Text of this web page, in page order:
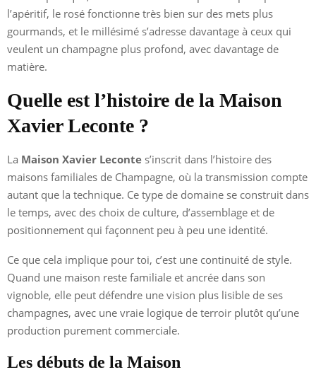
l’apéritif, le rosé fonctionne très bien sur des mets plus
gourmands, et le millésimé s’adresse davantage à ceux qui
veulent un champagne plus profond, avec davantage de
matière.
Quelle est l’histoire de la Maison
Xavier Leconte ?
La Maison Xavier Leconte s’inscrit dans l’histoire des
maisons familiales de Champagne, où la transmission compte
autant que la technique. Ce type de domaine se construit dans
le temps, avec des choix de culture, d’assemblage et de
positionnement qui façonnent peu à peu une identité.
Ce que cela implique pour toi, c’est une continuité de style.
Quand une maison reste familiale et ancrée dans son
vignoble, elle peut défendre une vision plus lisible de ses
champagnes, avec une vraie logique de terroir plutôt qu’une
production purement commerciale.
Les débuts de la Maison